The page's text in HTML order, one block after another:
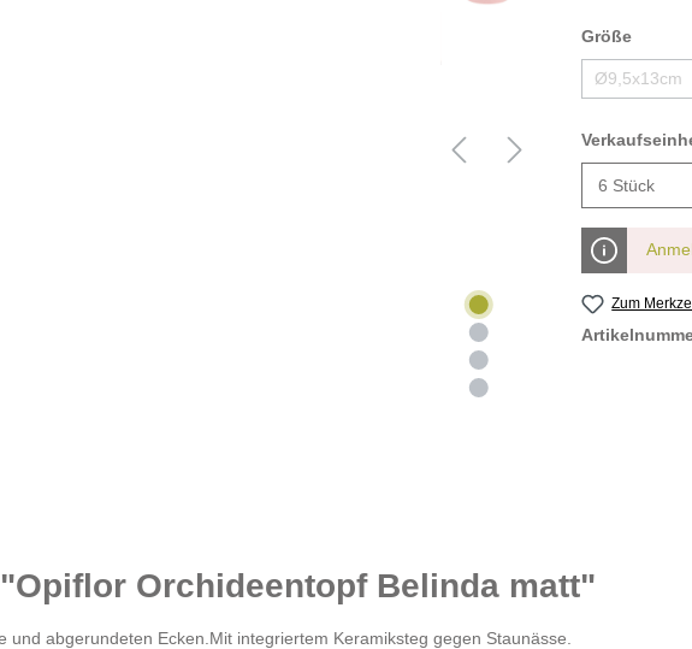
Größe
Ø9,5x13cm
Zum
Orchideentopf Belinda matt"
abgerundeten Ecken.Mit integriertem Keramiksteg gegen Staunässe.